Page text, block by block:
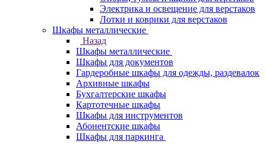
Электрика и освещение для верстаков
Лотки и коврики для верстаков
Шкафы металлические
Назад
Шкафы металлические
Шкафы для документов
Гардеробные шкафы для одежды, раздевалок
Архивные шкафы
Бухгалтерские шкафы
Картотечные шкафы
Шкафы для инструментов
Абонентские шкафы
Шкафы для паркинга